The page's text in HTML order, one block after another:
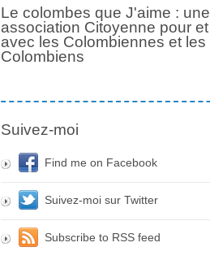
Le colombes que J'aime : une
association Citoyenne pour et
avec les Colombiennes et les
Colombiens
Suivez-moi
Find me on Facebook
Suivez-moi sur Twitter
Subscribe to RSS feed